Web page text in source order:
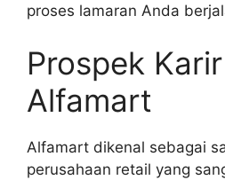
proses lamaran Anda
Prospek
Alfamart
Alfamart dikenal sebagai
perusahaan retail yang